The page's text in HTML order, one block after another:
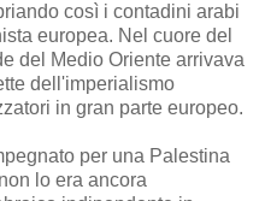
così i contadini arabi
europea. Nel cuore del
del Medio Oriente arrivava
dell'imperialismo
in gran parte europeo.
per una Palestina
lo era ancora